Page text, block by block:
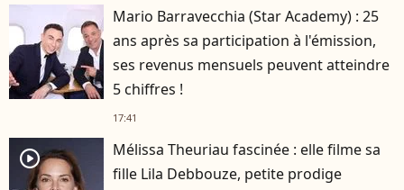
Mario Barravecchia (Star Academy) : 25
ans après sa participation à l'émission,
ses revenus mensuels peuvent atteindre
5 chiffres !
17:41
player2
Mélissa Theuriau fascinée : elle filme sa
fille Lila Debbouze, petite prodige